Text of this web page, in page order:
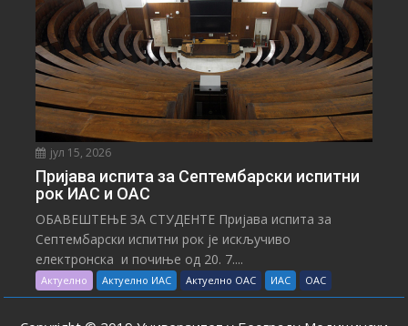
јул 15, 2026
Пријава испита за Септембарски испитни
рок ИАС и ОАС
ОБАВЕШТЕЊЕ ЗА СТУДЕНТЕ Пријава испита за
Септембарски испитни рок је искључиво
електронска и почиње од 20. 7....
Актуелно Актуелно ИАС Актуелно ОАС ИАС ОАС